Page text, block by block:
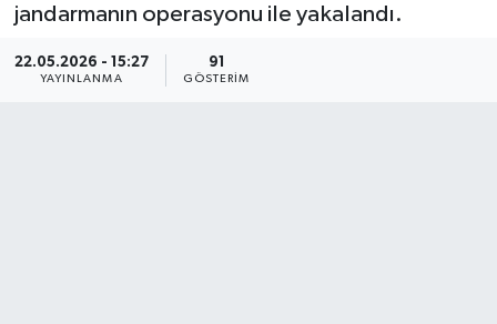
jandarmanın operasyonu ile yakalandı.
22.05.2026 - 15:27
YAYINLANMA
91
GÖSTERIM